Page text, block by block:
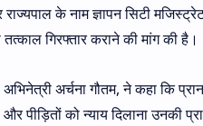
के नाम ज्ञापन सिटी
गिरफ्तार कराने की मांग की है।
अर्चना गौतम, ने कहा कि
पीड़ितों को न्याय दिलाना उनकी